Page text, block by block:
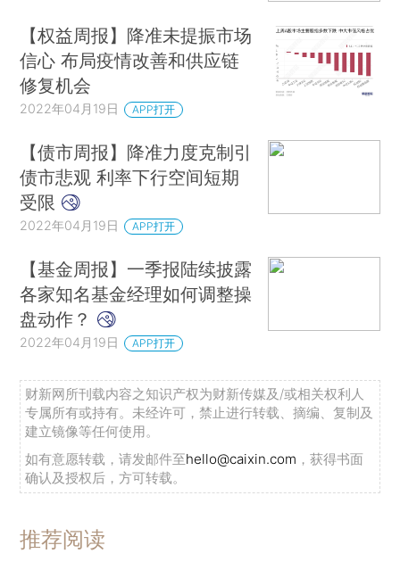
【权益周报】降准未提振市场
信心 布局疫情改善和供应链
修复机会
2022年04月19日 APP打开
【债市周报】降准力度克制引
债市悲观 利率下行空间短期
受限
2022年04月19日 APP打开
【基金周报】一季报陆续披露
各家知名基金经理如何调整操
盘动作？
2022年04月19日 APP打开
财新网所刊载内容之知识产权为财新传媒及/或相关权利人
专属所有或持有。未经许可，禁止进行转载、摘编、复制及
建立镜像等任何使用。
如有意愿转载，请发邮件至hello@caixin.com ，获得书面
确认及授权后，方可转载。
推荐阅读